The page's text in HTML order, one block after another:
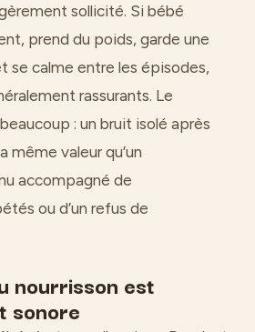
sollicité. Si bébé
prend du poids, garde une
se calme entre les épisodes,
rassurants. Le
: un bruit isolé après
même valeur qu’un
accompagné de
ou d’un refus de
nourrisson est
sonore